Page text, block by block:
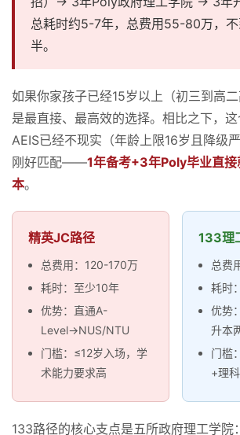
总耗时约5-7年，总费用55-80万，
半。
如果你家孩子已经15岁以上（初三到高
是最直接、最高效的选择。相比之下，
AEIS已经不现实（年龄上限16岁且降级
刚好匹配——1年备考+3年Poly毕业直
本。
精英JC路径
总费用：120-170万
耗时：至少10年
优势：直通A-
Level→NUS/NTU
门槛：≤12岁入场，学
术能力要求高
133理
总费
耗时
优势
升本
门槛
+理
133路径的核心支点是五所政府理工学院